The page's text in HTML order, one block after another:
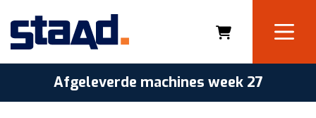
Afgeleverde machines week 27